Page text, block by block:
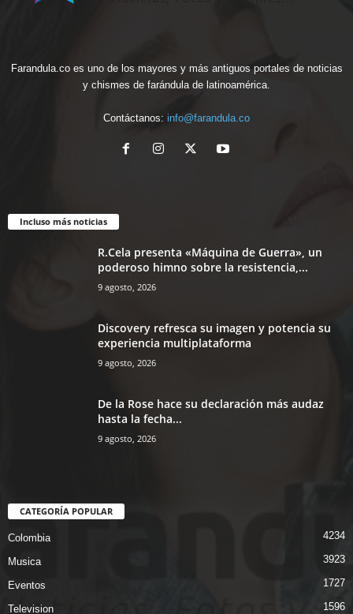
Farandula.co es uno de los mayores y más antiguos portales de noticias
y chismes de farándula de latinoamérica.
Contáctanos: info@farandula.co
Incluso más noticias
R.Cela presenta «Máquina de Guerra», un
poderoso himno sobre la resistencia,...
9 agosto, 2026
Discovery refresca su imagen y potencia su
experiencia multiplataforma
9 agosto, 2026
De la Rose hace su declaración más audaz
hasta la fecha...
9 agosto, 2026
CATEGORÍA POPULAR
Colombia 4234
Musica 3923
Eventos 1727
Television 1596